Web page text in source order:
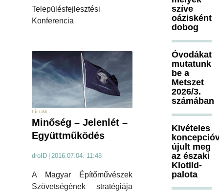
Településfejlesztési
Konferencia
hír cikk
Minőség – Jelenlét –
Együttműködés
droID | 2016.07.04. 11:48
A Magyar Építőművészek
Szövetségének stratégiája
szíve
oázisként
dobog
Óvodákat
mutatunk
be a
Metszet
2026/3.
számában
Kivételes
újult meg
az északi
Klotild-
palota